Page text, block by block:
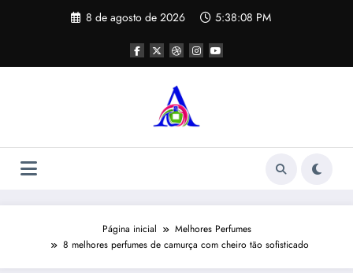
8 de agosto de 2026 5:38:09 PM
Página inicial
Melhores Perfumes
8 melhores perfumes de camurça com cheiro tão sofisticado